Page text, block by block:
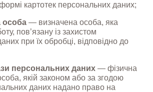
картотек персональних даних;
особа — визначена особа, яка
пов’язану із захистом
при їх обробці, відповідно до
персональних даних — фізична
якій законом або за згодою
даних надано право на